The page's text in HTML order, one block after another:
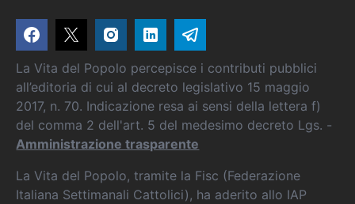
La Vita del Popolo percepisce i contributi pubblici
all’editoria di cui al decreto legislativo 15 maggio
2017, n. 70. Indicazione resa ai sensi della lettera f)
del comma 2 dell'art. 5 del medesimo decreto Lgs. -
Amministrazione trasparente
La Vita del Popolo, tramite la Fisc (Federazione
Italiana Settimanali Cattolici), ha aderito allo IAP